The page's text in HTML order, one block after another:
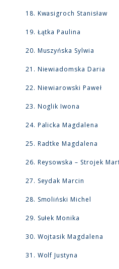
Kwasigroch Stanisław
Łątka Paulina
Muszyńska Sylwia
Niewiadomska Daria
Niewiarowski Paweł
Noglik Iwona
Palicka Magdalena
Radtke Magdalena
Reysowska – Strojek
Seydak Marcin
Smoliński Michel
Sułek Monika
Wojtasik Magdalena
Wolf Justyna